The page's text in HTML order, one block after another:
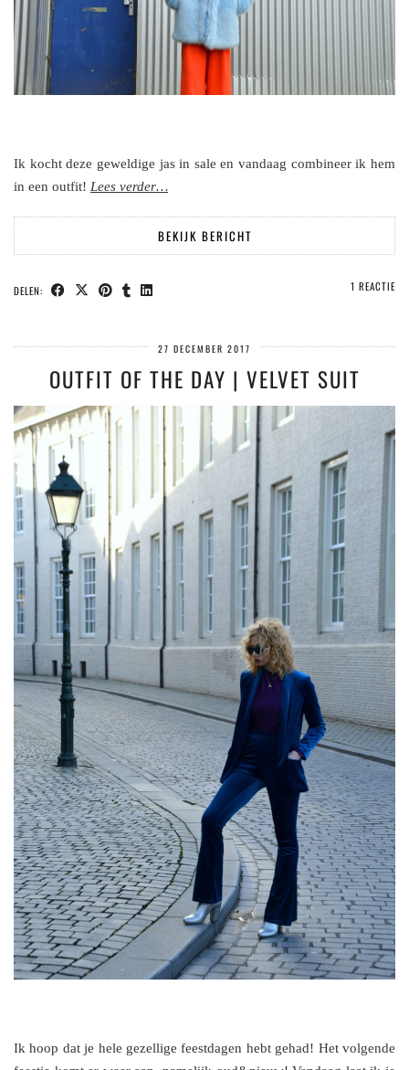
Ik kocht deze geweldige jas in sale en vandaag combineer ik hem
in een outfit! Lees verder…
BEKIJK BERICHT
DELEN: 1 REACTIE
27 DECEMBER 2017
OUTFIT OF THE DAY | VELVET SUIT
Ik hoop dat je hele gezellige feestdagen hebt gehad! Het volgende